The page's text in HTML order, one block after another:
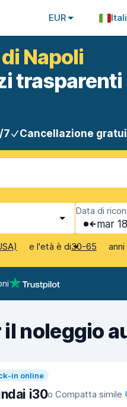
EUR
Napoli
7 Cancellazione
Data di
mar
e l'età è di30-65 anni
noleggio
in online
i30o Compatta simile